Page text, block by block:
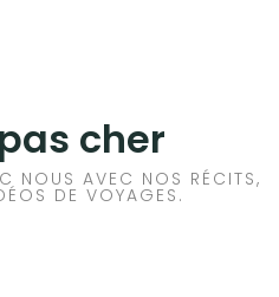
cher
NOUS AVEC NOS RÉCITS,
DE VOYAGES.